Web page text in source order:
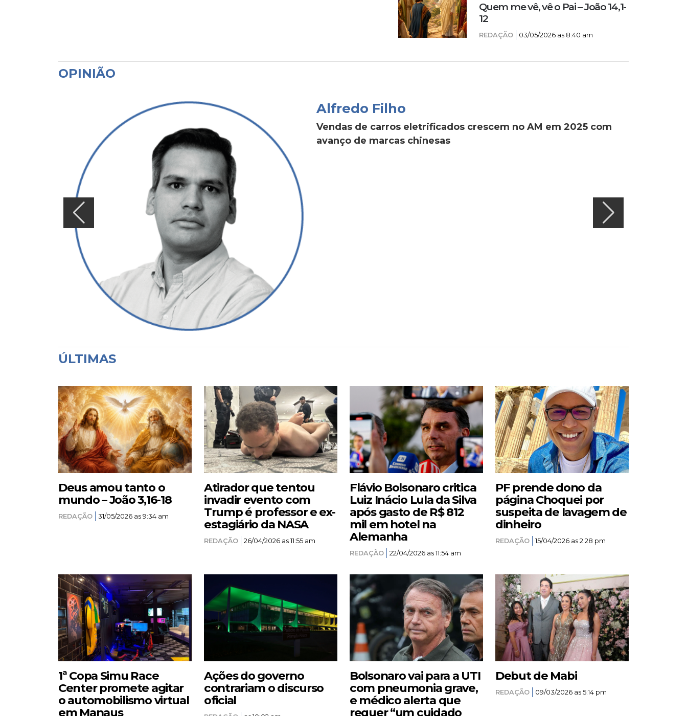
Quem me vê, vê o Pai – João 14,1-
12
REDAÇÃO 03/05/2026 as 8:40 am
OPINIÃO
Alfredo Filho
Vendas de carros eletrificados crescem no AM em 2025 com
avanço de marcas chinesas
ÚLTIMAS
Deus amou tanto o
mundo – João 3,16-18
REDAÇÃO 31/05/2026 as 9:34 am
Atirador que tentou
invadir evento com
Trump é professor e ex-
estagiário da NASA
REDAÇÃO 26/04/2026 as 11:55 am
Flávio Bolsonaro critica
Luiz Inácio Lula da Silva
após gasto de R$ 812
mil em hotel na
Alemanha
REDAÇÃO 22/04/2026 as 11:54 am
PF prende dono da
página Choquei por
suspeita de lavagem de
dinheiro
REDAÇÃO 15/04/2026 as 2:28 pm
1ª Copa Simu Race
Center promete agitar
o automobilismo virtual
em Manaus
Ações do governo
contrariam o discurso
oficial
Bolsonaro vai para a UTI
com pneumonia grave,
e médico alerta que
requer “um cuidado
Debut de Mabi
REDAÇÃO 09/03/2026 as 5:14 pm